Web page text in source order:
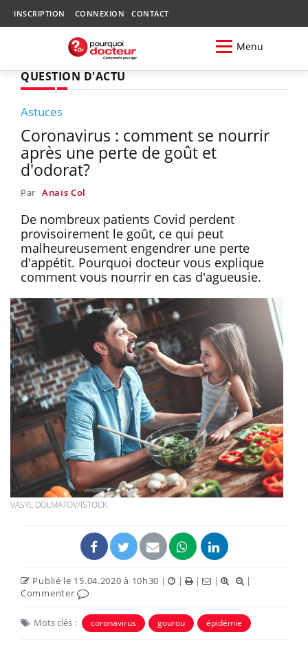
INSCRIPTION CONNEXION CONTACT
Menu
QUESTION D'ACTU
Astuces
Coronavirus : comment se nourrir
après une perte de goût et
d'odorat?
Par Anaïs Col
De nombreux patients Covid perdent
provisoirement le goût, ce qui peut
malheureusement engendrer une perte
d'appétit. Pourquoi docteur vous explique
comment vous nourrir en cas d'agueusie.
VASYL DOLMATOV/ISTOCK
Publié le 15.04.2020 à 10h30 | | | |
|
Commenter
Mots clés : coronavirus gourou épidémie